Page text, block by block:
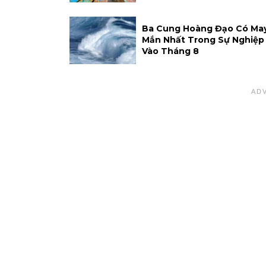
Ba Cung Hoàng Đạo Có
Mắn Nhất Trong Sự Nghiệp
Vào Tháng 8